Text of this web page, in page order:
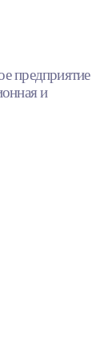
предприятие
и